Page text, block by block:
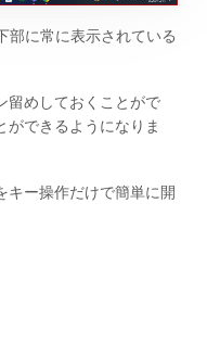
部に常に表示されている
留めしておくことがで
ができるようになりま
キー操作だけで簡単に開